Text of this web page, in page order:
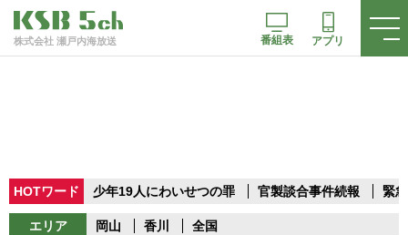
株式会社 瀬戸内海放送 番組表 アプリ
HOTワード 少年19人にわいせつの罪 官製談合事件続報 緊
エリア 岡山 香川 全国